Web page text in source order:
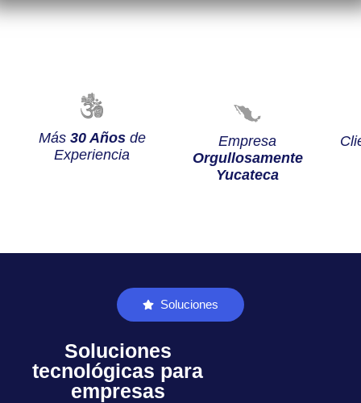
Más 30 Añosde
Experiencia
Empresa
Orgullosamente
Yucateca
Soluciones
Soluciones
tecnológicas para
empresas